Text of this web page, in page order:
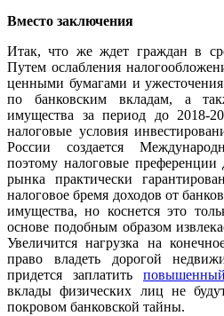
Вместо заключения
Итак, что же ждет граждан в
Путем ослабления
ценными бумагами и
по банковским вкладам, а
имущества за период до 2018-
налоговые условия
России создается
поэтому налоговые преференции
рынка практически
налоговое бремя доходов от
имущества, но коснется это
основе подобным образом
Увеличится нагрузка на
право владеть дорогой
придется заплатить
вклады физических лиц не
покровом банковской тайны.